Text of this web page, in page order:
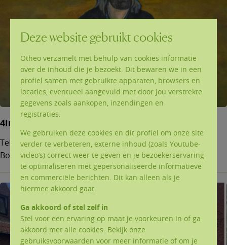
4ingen op Ten Bos
Teksten (pdf) en powerpoints (ppt) van de 4ingen op Ten
Bos.
Deze website gebruikt cookies
Otheo verzamelt met behulp van cookies informatie
over de inhoud die je bezoekt. Dit bewaren we in een
profiel samen met gebruikte apparaten, browsers en
locaties, eventueel aangevuld met door jou verstrekte
gegevens zoals aankopen, inzendingen en
registraties.
We gebruiken deze cookies en dit profiel om onze site
verder te verbeteren, externe inhoud (zoals Youtube-
video’s) correct weer te geven en je bezoekerservaring
te optimaliseren met gepersonaliseerde informatieve
en commerciële berichten. Dit kan alleen als je
hiermee akkoord gaat.
Ga akkoord of stel zelf in
Stel voor een ervaring op maat je voorkeuren in of ga
akkoord met alle cookies. Bekijk onze
gebruiksvoorwaarden voor meer informatie of om je